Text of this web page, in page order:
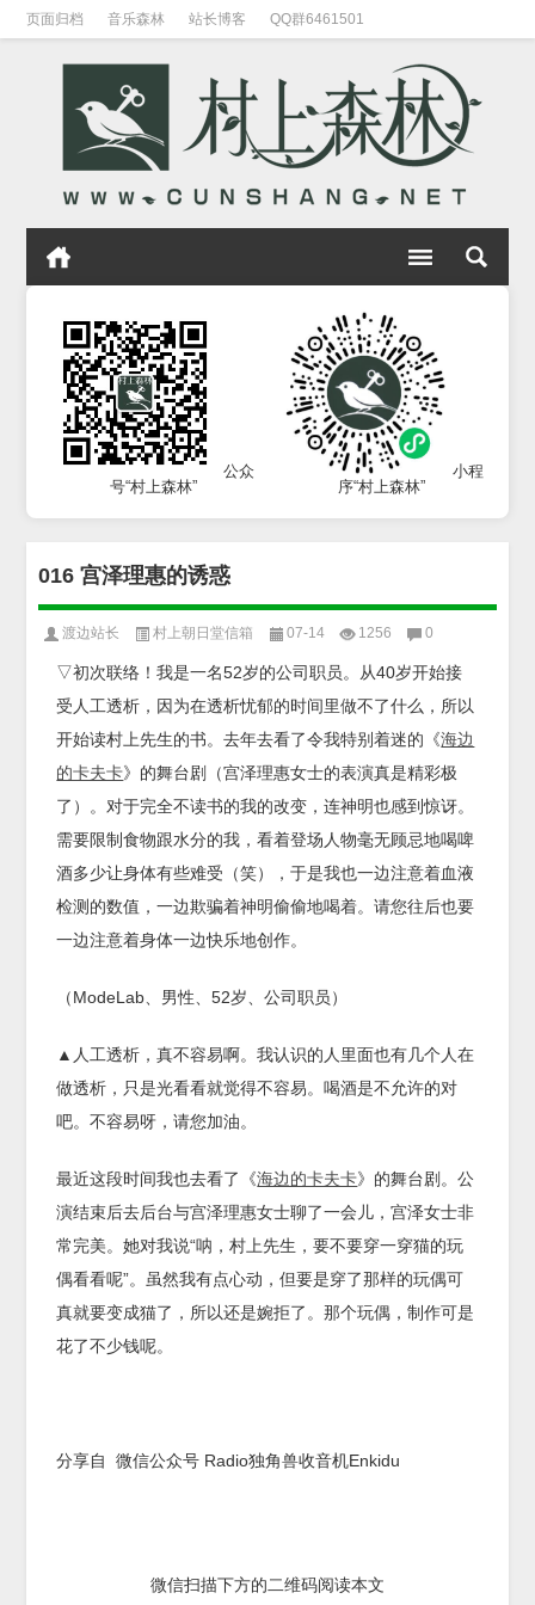
页面归档 音乐森林 站长博客 QQ群6461501
公众
号“村上森林”
小程
序“村上森林”
016 宫泽理惠的诱惑
渡边站长 村上朝日堂信箱 07-14 1256 0
▽初次联络！我是一名52岁的公司职员。从40岁开始接
受人工透析，因为在透析忧郁的时间里做不了什么，所以
开始读村上先生的书。去年去看了令我特别着迷的《海边
的卡夫卡》的舞台剧（宫泽理惠女士的表演真是精彩极
了）。对于完全不读书的我的改变，连神明也感到惊讶。
需要限制食物跟水分的我，看着登场人物毫无顾忌地喝啤
酒多少让身体有些难受（笑），于是我也一边注意着血液
检测的数值，一边欺骗着神明偷偷地喝着。请您往后也要
一边注意着身体一边快乐地创作。
（ModeLab、男性、52岁、公司职员）
▲人工透析，真不容易啊。我认识的人里面也有几个人在
做透析，只是光看看就觉得不容易。喝酒是不允许的对
吧。不容易呀，请您加油。
最近这段时间我也去看了《海边的卡夫卡》的舞台剧。公
演结束后去后台与宫泽理惠女士聊了一会儿，宫泽女士非
常完美。她对我说“呐，村上先生，要不要穿一穿猫的玩
偶看看呢”。虽然我有点心动，但要是穿了那样的玩偶可
真就要变成猫了，所以还是婉拒了。那个玩偶，制作可是
花了不少钱呢。
分享自 微信公众号 Radio独角兽收音机Enkidu
微信扫描下方的二维码阅读本文